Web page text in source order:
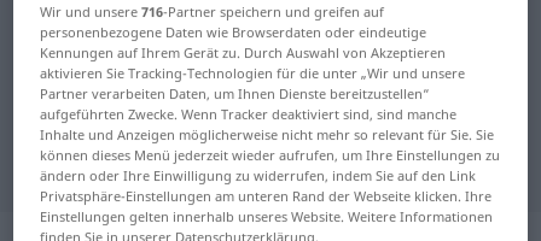
Deutsch-Slowenisch Übersetzung
für "nüchtern"
"nüchtern" Slowenisch
Übersetzung
Wir und unsere716-Partner speichern und greifen auf
personenbezogene Daten wie Browserdaten oder eindeutige
Kennungen auf Ihrem Gerät zu. Durch Auswahl von Akzeptieren
aktivieren Sie Tracking-Technologien für die unter „Wir und unsere
Partner verarbeiten Daten, um Ihnen Dienste bereitzustellen“
aufgeführten Zwecke. Wenn Tracker deaktiviert sind, sind manche
Inhalte und Anzeigen möglicherweise nicht mehr so relevant für Sie. Sie
können dieses Menü jederzeit wieder aufrufen, um Ihre Einstellungen zu
ändern oder Ihre Einwilligung zu widerrufen, indem Sie auf den Link
Privatsphäre-Einstellungen am unteren Rand der Webseite klicken. Ihre
Einstellungen gelten innerhalb unseres Website. Weitere Informationen
finden Sie in unserer Datenschutzerklärung.